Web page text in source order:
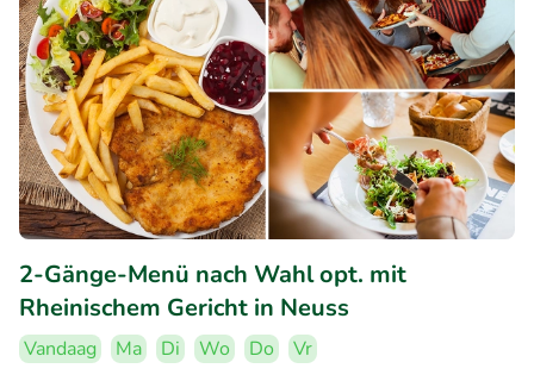
2-Gänge-Menü nach Wahl opt. mit
Rheinischem Gericht in Neuss
Vandaag Ma Di Wo Do
Vr